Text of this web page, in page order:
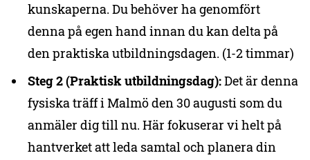
kunskaperna. Du behöver ha genomfört
denna på egen hand innan du kan delta på
den praktiska utbildningsdagen. (1-2 timmar)
Steg 2 (Praktisk utbildningsdag):Det är denna
fysiska träff i Malmö den 30 augusti som du
anmäler dig till nu. Här fokuserar vi helt på
hantverket att leda samtal och planera din